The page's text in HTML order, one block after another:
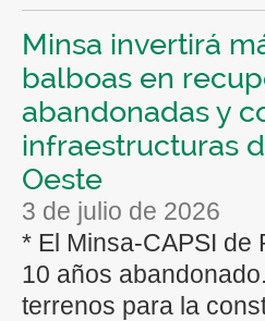
Minsa invertirá
balboas en
abandonadas y
infraestructuras
Oeste
3 de julio de 2026
* El Minsa-CAPSI de
10 años
terrenos para la